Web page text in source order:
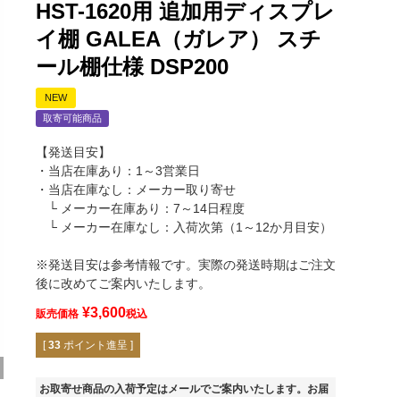
HST-1620用 追加用ディスプレ
イ棚 GALEA（ガレア） スチ
ール棚仕様 DSP200
NEW
取寄可能商品
【発送目安】
・当店在庫あり：1～3営業日
・当店在庫なし：メーカー取り寄せ
└ メーカー在庫あり：7～14日程度
└ メーカー在庫なし：入荷次第（1～12か月目安）
※発送目安は参考情報です。実際の発送時期はご注文
後に改めてご案内いたします。
販売価格 ¥3,600税込
[ 33 ポイント進呈 ]
お取寄せ商品の入荷予定はメールでご案内いたします。お届